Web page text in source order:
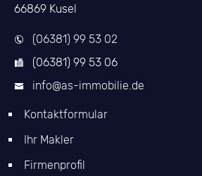
66869 Kusel
(06381) 99 53 02
(06381) 99 53 06
info@as-immobilie.de
Kontaktformular
Ihr Makler
Firmenprofil